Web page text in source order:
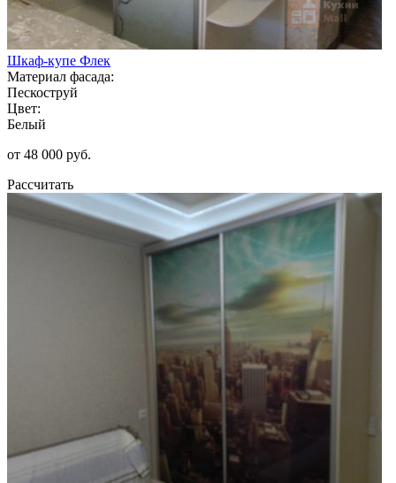
Шкаф-купе Флек
Материал фасада:
Пескоструй
Цвет:
Белый
от 48 000 руб.
Рассчитать